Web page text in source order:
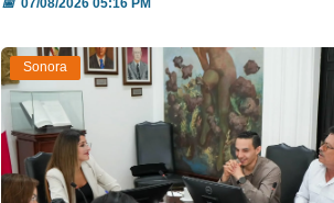
Sonora